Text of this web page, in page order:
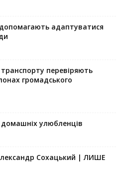
адаптуватися
перевіряють
громадського
улюбленців
Сохацький | ЛИШЕ